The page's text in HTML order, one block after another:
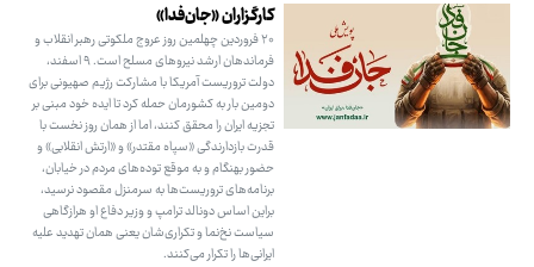
کارگزاران «جان‌فدا»
۲۰ فروردین چهلمین روز عروج ملکوتی رهبر انقلاب و
فرماندهان ارشد نیروهای مسلح است. ۹ اسفند،
دولت تروریست آمریکا با مشارکت رژیم صهیونی برای
دومین بار به کشورمان حمله کرد تا ایده خود مبنی بر
تجزیه ایران را محقق کنند، اما از همان روز نخست با
قدرت بازدارندگی «سپاه مقتدر» و «ارتش انقلابی» و
حضور بهنگام و به موقع توده‌های مردم در خیابان،
برنامه‌های تروریست‌ها به سرمنزل مقصود نرسید،
براین اساس دونالد ترامپ و وزیر دفاع او هرازگاهی
سیاست نخ‌نما و تکراری‌شان یعنی همان تهدید علیه
ایرانی‌ها را تکرار می‌کنند.